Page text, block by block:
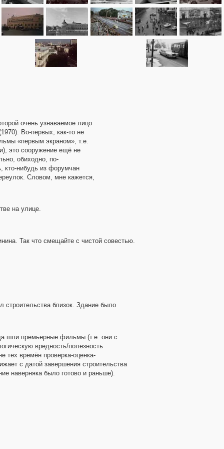
очень узнаваемое лицо
Во-первых, как-то не
«первым экраном», т.е.
это сооружение ещё не
обиходно, по-
кто-нибудь из форумчан
Словом, мне кажется,
на улице.
Так что смещайте с чистой совестью.
строительства близок. Здание было
шли премьерные фильмы (т.е. они с
вредность/полезность
тех времён проверка-оценка-
с датой завершения строительства
наверняка было готово и раньше).